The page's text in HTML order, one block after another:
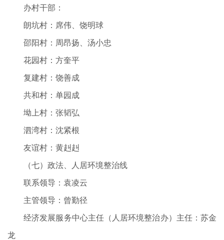
办村干部：
朗坑村：席伟、饶明球
邵阳村：周昂扬、汤小忠
花园村：方奎平
复建村：饶善成
共和村：单园成
坳上村：张韬弘
泗湾村：沈紧根
友谊村：黄赳赳
（七）政法、人居环境整治线
联系领导：袁凌云
主管领导：曾勤径
经济发展服务中心主任（人居环境整治办）主任：苏金
龙